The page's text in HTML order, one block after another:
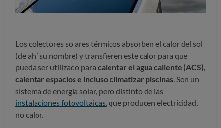
Los colectores solares térmicos absorben el calor del sol
(de ahí su nombre) y transfieren este calor para que
pueda ser utilizado para calentar el agua caliente (ACS),
calentar espacios e incluso climatizar piscinas . Son un
sistema de energía solar, pero distinto de las
instalaciones fotovoltaicas , que producen electricidad,
no calor.